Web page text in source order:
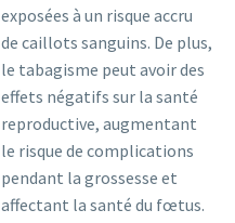
exposées à un risque accru
de caillots sanguins. De plus,
le tabagisme peut avoir des
effets négatifs sur la santé
reproductive, augmentant
le risque de complications
pendant la grossesse et
affectant la santé du fœtus.